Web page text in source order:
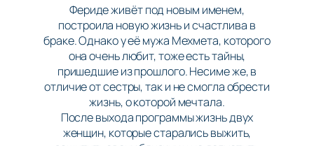
Фериде живёт под новым именем,
построила новую жизнь и счастлива в
браке. Однако у её мужа Мехмета, которого
она очень любит, тоже есть тайны,
пришедшие из прошлого. Несиме же, в
отличие от сестры, так и не смогла обрести
жизнь, о которой мечтала.
После выхода программы жизнь двух
женщин, которые старались выжить,